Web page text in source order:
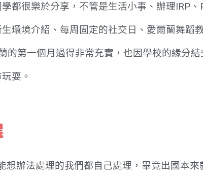
都很樂於分享，不管是生活小事、辦理IRP
環境介紹、每周固定的社交日、愛爾蘭舞蹈
的第一個月過得非常充實，也因學校的緣分
耍。
想辦法處理的我們都自己處理，畢竟出國本